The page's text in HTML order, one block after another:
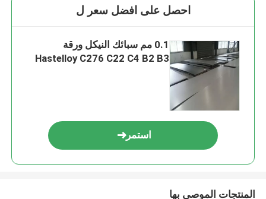
احصل على افضل سعر ل
0.1 مم سبائك النيكل ورقة
Hastelloy C276 C22 C4 B2 B3
استمر
المنتجات الموصى بها